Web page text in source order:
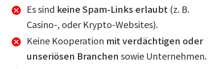
Es sind keine Spam-Links erlaubt (z. B.
Casino-, oder Krypto-Websites).
Keine Kooperation mit verdächtigen oder
unseriösen Branchensowie Unternehmen.